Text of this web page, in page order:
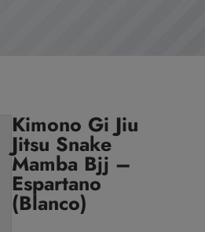
Kimono Gi Jiu
Jitsu Snake
Mamba Bjj –
Espartano
(Blanco)